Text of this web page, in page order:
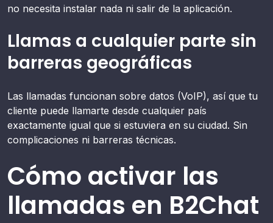
no necesita instalar nada ni salir de la aplicación.
Llamas a cualquier parte sin
barreras geográficas
Las llamadas funcionan sobre datos (VoIP), así que tu
cliente puede llamarte desde cualquier país
exactamente igual que si estuviera en su ciudad. Sin
complicaciones ni barreras técnicas.
Cómo activar las
llamadas en B2Chat